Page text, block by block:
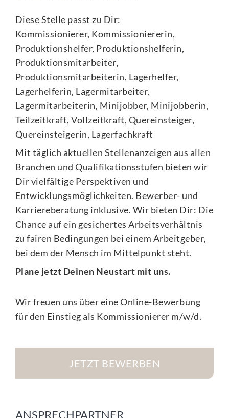
Diese Stelle passt zu Dir:
Kommissionierer, Kommissioniererin,
Produktionshelfer, Produktionshelferin,
Produktionsmitarbeiter,
Produktionsmitarbeiterin, Lagerhelfer,
Lagerhelferin, Lagermitarbeiter,
Lagermitarbeiterin, Minijobber, Minijobberin,
Teilzeitkraft, Vollzeitkraft, Quereinsteiger,
Quereinsteigerin, Lagerfachkraft
Mit täglich aktuellen Stellenanzeigen aus allen
Branchen und Qualifikationsstufen bieten wir
Dir vielfältige Perspektiven und
Entwicklungsmöglichkeiten. Bewerber- und
Karriereberatung inklusive. Wir bieten Dir: Die
Chance auf ein gesichertes Arbeitsverhältnis
zu fairen Bedingungen bei einem Arbeitgeber,
bei dem der Mensch im Mittelpunkt steht.
Plane jetzt Deinen Neustart mit uns.
Wir freuen uns über eine Online-Bewerbung
für den Einstieg als Kommissionierer m/w/d.
JETZT BEWERBEN
ANSPRECHPARTNER